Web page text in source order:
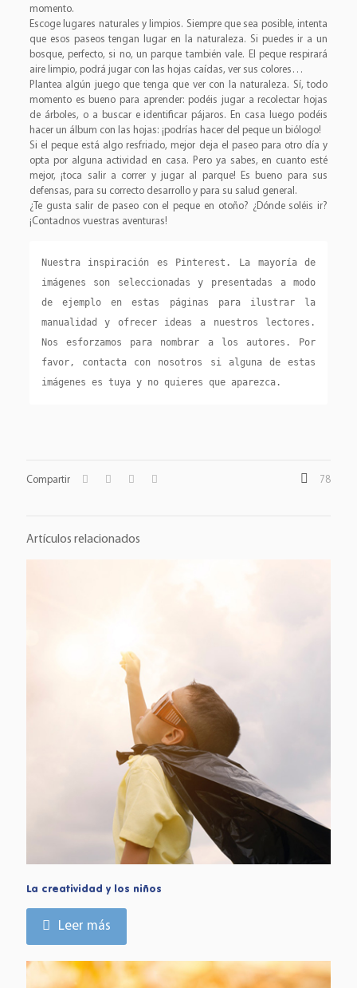
momento.
Escoge lugares naturales y limpios. Siempre que sea posible, intenta
que esos paseos tengan lugar en la naturaleza. Si puedes ir a un
bosque, perfecto, si no, un parque también vale. El peque respirará
aire limpio, podrá jugar con las hojas caídas, ver sus colores…
Plantea algún juego que tenga que ver con la naturaleza. Sí, todo
momento es bueno para aprender: podéis jugar a recolectar hojas
de árboles, o a buscar e identificar pájaros. En casa luego podéis
hacer un álbum con las hojas: ¡podrías hacer del peque un biólogo!
Si el peque está algo resfriado, mejor deja el paseo para otro día y
opta por alguna actividad en casa. Pero ya sabes, en cuanto esté
mejor, ¡toca salir a correr y jugar al parque! Es bueno para sus
defensas, para su correcto desarrollo y para su salud general.
¿Te gusta salir de paseo con el peque en otoño? ¿Dónde soléis ir?
¡Contadnos vuestras aventuras!
Nuestra inspiración es Pinterest. La mayoría de
imágenes son seleccionadas y presentadas a modo
de ejemplo en estas páginas para ilustrar la
manualidad y ofrecer ideas a nuestros lectores.
Nos esforzamos para nombrar a los autores. Por
favor, contacta con nosotros si alguna de estas
imágenes es tuya y no quieres que aparezca.
Compartir 78
Artículos relacionados
La creatividad y los niños
Leer más